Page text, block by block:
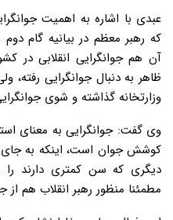
عبدی با اشاره به اهمیت
که رهبر معظم در بیانیه گام
آن هم جوانگرایی انقلابی در
ظاهر به دنبال جوانگرایی
وزارتخانه گذاشته و شوی
وی گفت: جوانگرایی به معنای
کوشش جوان است، اینکه به جای
دیگری که سن کمتری دارند را
مطمئنا منظور رهبر انقلاب هم